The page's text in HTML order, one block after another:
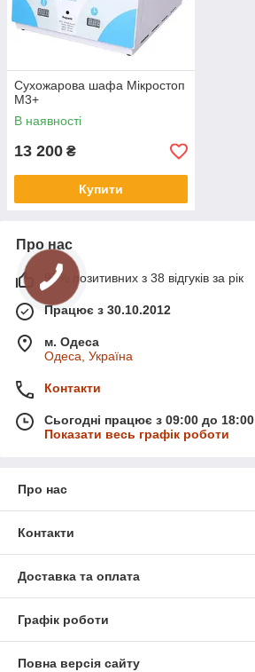
Сухожарова шафа Мікростоп
М3+
В наявності
13 200 ₴
Купити
Про нас
97% позитивних з 38 відгуків за рік
Працює з 30.10.2012
м. Одеса
Одеса, Україна
Контакти
Сьогодні працює з 09:00 до 18:00
Показати весь графік роботи
Про нас
Контакти
Доставка та оплата
Графік роботи
Повна версія сайту